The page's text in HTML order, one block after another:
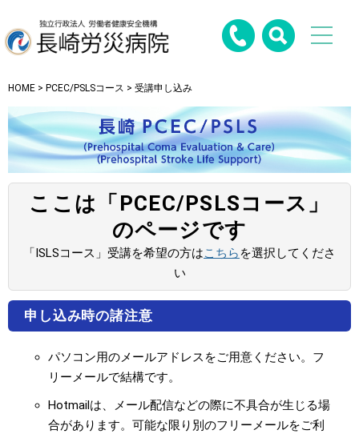
HOME > PCEC/PSLSコース > 受講申し込み
ここは「PCEC/PSLSコース」
のページです
「ISLSコース」受講を希望の方はこちら を選択してくださ
い
申し込み時の諸注意
パソコン用のメールアドレスをご用意ください。フ
リーメールで結構です。
Hotmailは、メール配信などの際に不具合が生じる場
合があります。可能な限り別のフリーメールをご利